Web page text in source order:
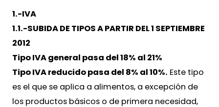
1.-IVA
1.1.-SUBIDA DE TIPOS A PARTIR DEL 1 SEPTIEMBRE
2012
Tipo IVA general pasa del 18% al 21%
Tipo IVA reducido pasa del 8% al 10%. Este tipo
es el que se aplica a alimentos, a excepción de
los productos básicos o de primera necesidad,